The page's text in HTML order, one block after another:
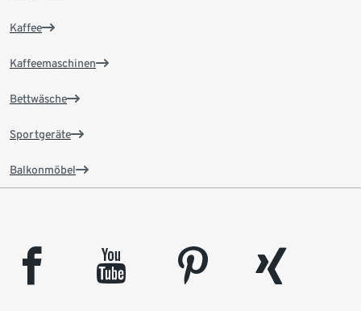
Kaffee
Kaffeemaschinen
Bettwäsche
Sportgeräte
Balkonmöbel
facebook youtube pinterest
xing